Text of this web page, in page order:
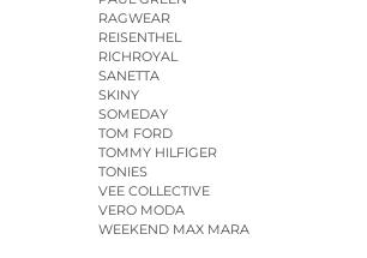
RAGWEAR
REISENTHEL
RICHROYAL
SANETTA
SKINY
SOMEDAY
TOM FORD
TOMMY HILFIGER
TONIES
VEE COLLECTIVE
VERO MODA
WEEKEND MAX MARA